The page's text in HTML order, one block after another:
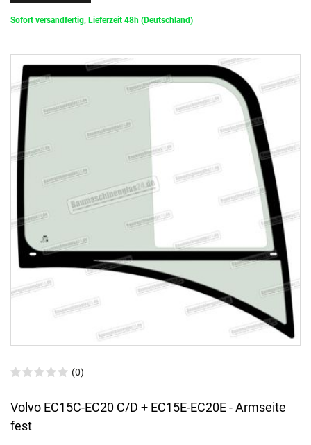
Sofort versandfertig, Lieferzeit 48h (Deutschland)
(0)
Volvo EC15C-EC20 C/D + EC15E-EC20E - Armseite
fest